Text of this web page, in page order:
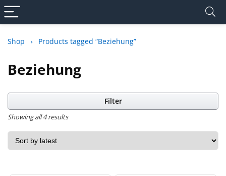
Shop Products tagged “Beziehung”
Beziehung
Filter
Showing all 4 results